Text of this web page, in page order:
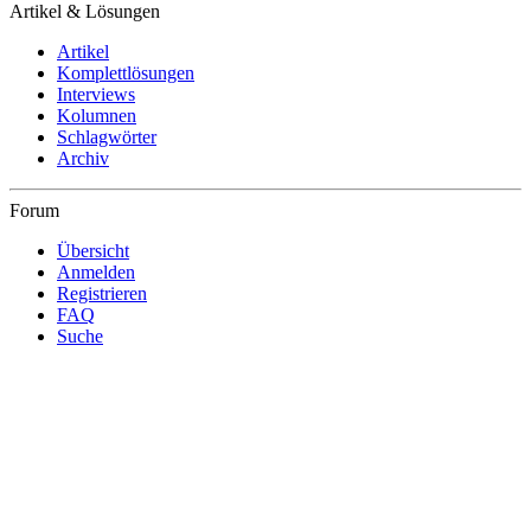
Artikel & Lösungen
Artikel
Komplettlösungen
Interviews
Kolumnen
Schlagwörter
Archiv
Forum
Übersicht
Anmelden
Registrieren
FAQ
Suche